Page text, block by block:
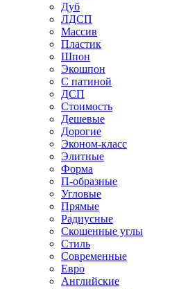
Дуб
ЛДСП
Массив
Пластик
Шпон
Экошпон
С патиной
ДСП
Стоимость
Дешевые
Дорогие
Эконом-класс
Элитные
Форма
П-образные
Угловые
Прямые
Радиусные
Скошенные углы
Стиль
Современные
Евро
Английские